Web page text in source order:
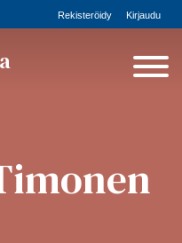
Rekisteröidy Kirjaudu